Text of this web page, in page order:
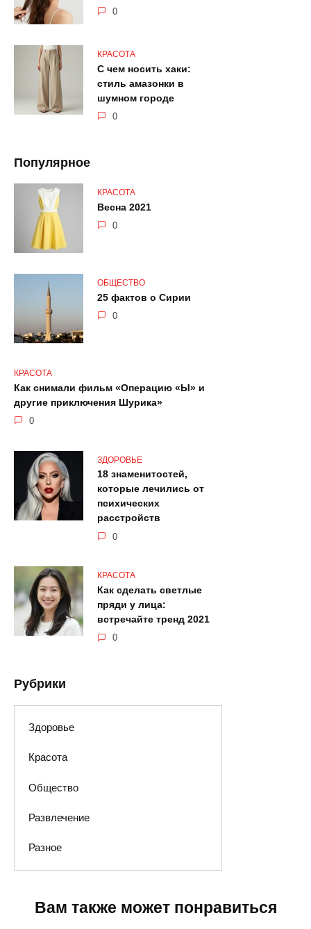
0
КРАСОТА
С чем носить хаки:
стиль амазонки в
шумном городе
0
Популярное
КРАСОТА
Весна 2021
0
ОБЩЕСТВО
25 фактов о Сирии
0
КРАСОТА
Как снимали фильм «Операцию «Ы» и
другие приключения Шурика»
0
ЗДОРОВЬЕ
18 знаменитостей,
которые лечились от
психических
расстройств
0
КРАСОТА
Как сделать светлые
пряди у лица:
встречайте тренд 2021
0
Рубрики
Здоровье
Красота
Общество
Развлечение
Разное
Вам также может понравиться